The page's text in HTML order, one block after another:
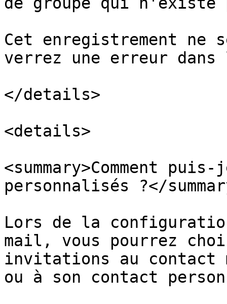
Cet enregistrement ne
verrez une erreur
</details>
<details>
<summary>Comment
personnalisés ?</
Lors de la
mail, vous pourrez
invitations au contact
ou à son contact